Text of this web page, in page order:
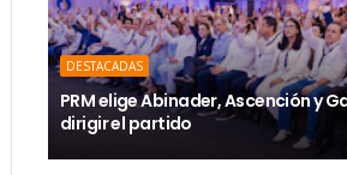
DESTACADAS
PRM elige Abinader, Ascención y
dirigir el partido